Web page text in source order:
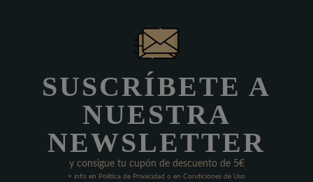
SUSCRÍBETE A
NUESTRA
NEWSLETTER
y consigue tu cupón de descuento de 5€
+ info en Política de Privacidad o en Condiciones de Uso